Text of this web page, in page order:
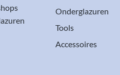
Onderglazuren
Tools
Accessoires